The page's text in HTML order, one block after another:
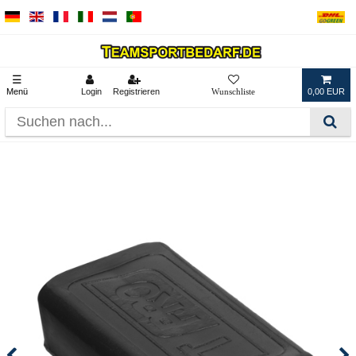
☰
Menü Login Registrieren 0,00 EUR